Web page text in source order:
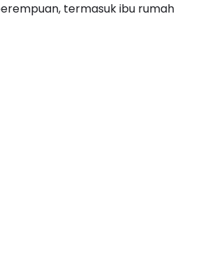
termasuk ibu rumah